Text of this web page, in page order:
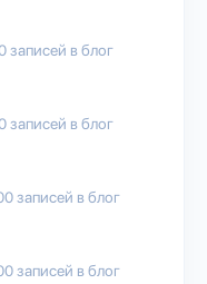
записей в блог
записей в блог
записей в блог
записей в блог